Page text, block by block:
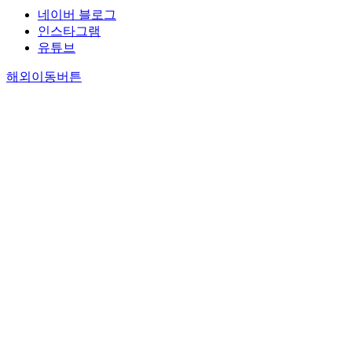
네이버 블로그
인스타그램
유튜브
해외이동버튼